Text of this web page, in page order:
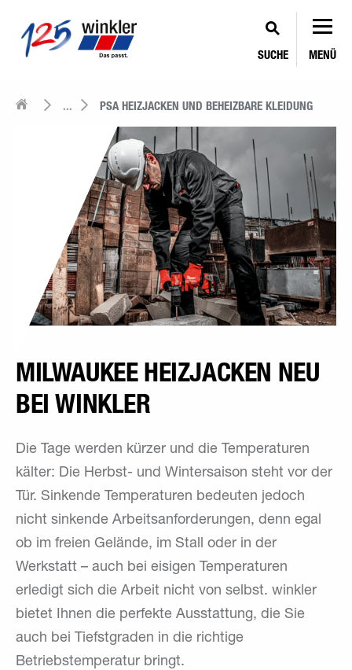
SUCHE MENÜ
... PSA HEIZJACKEN UND BEHEIZBARE KLEIDUNG
MILWAUKEE HEIZJACKEN NEU
BEI WINKLER
Die Tage werden kürzer und die Temperaturen
kälter: Die Herbst- und Wintersaison steht vor der
Tür. Sinkende Temperaturen bedeuten jedoch
nicht sinkende Arbeitsanforderungen, denn egal
ob im freien Gelände, im Stall oder in der
Werkstatt – auch bei eisigen Temperaturen
erledigt sich die Arbeit nicht von selbst. winkler
bietet Ihnen die perfekte Ausstattung, die Sie
auch bei Tiefstgraden in die richtige
Betriebstemperatur bringt.